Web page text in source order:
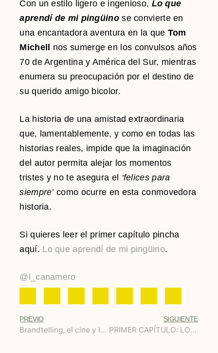
Con un estilo ligero e ingenioso, Lo que
aprendí de mi pingüinose convierte en
una encantadora aventura en la que Tom
Michell nos sumerge en los convulsos años
70 de Argentina y América del Sur, mientras
enumera su preocupación por el destino de
su querido amigo bicolor.
La historia de una amistad extraordinaria
que, lamentablemente, y como en todas las
historias reales, impide que la imaginación
del autor permita alejar los momentos
tristes y no te asegura el ‘felices para
siempre’como ocurre en esta conmovedora
historia.
Si quieres leer el primer capítulo pincha
aquí. Lo que aprendí de mi pingüino.
@l_canamero
PREVIO
Brandtelling, el cine y la publicidad unen sus fuerzas
SIGUIENTE
PRIMER CAPÍTULO: LO QUE APRENDÍ DE MI PINGÜINO